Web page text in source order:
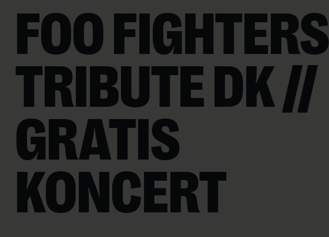
FOO FIGHTERS
TRIBUTE DK //
GRATIS
KONCERT